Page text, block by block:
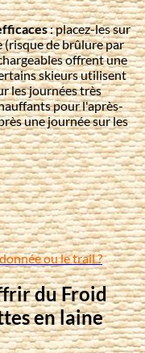
: placez-les sur
(risque de brûlure par
offrent une
skieurs utilisent
les journées très
pour l'après-
une journée sur les
ou le trail ?
du Froid
en laine